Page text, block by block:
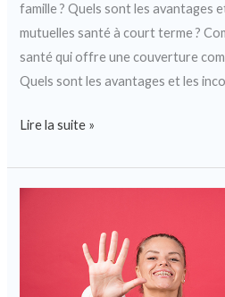
famille ? Quels sont les avantages
mutuelles santé à court terme ?
santé qui offre une couverture
Quels sont les avantages et les
Lire la suite »